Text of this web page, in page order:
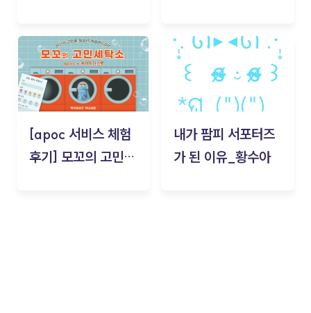
김태현
[apoc 서비스 체험
후기] 모꼬의 고민세
내가 팜피 서포터즈
가 된 이유_황수아